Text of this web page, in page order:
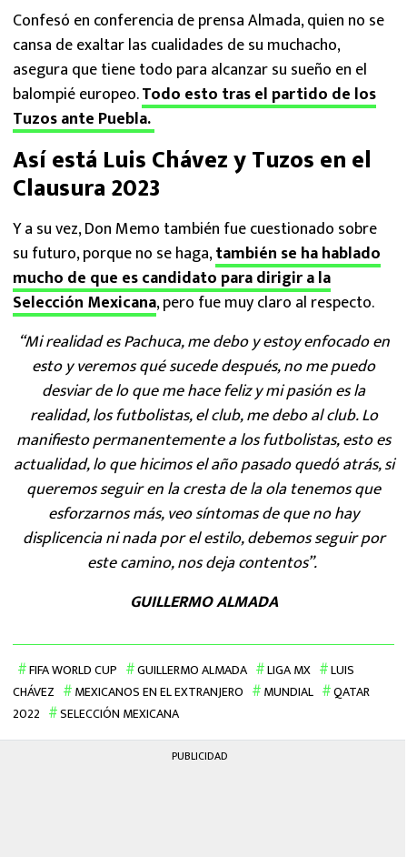
Confesó en conferencia de prensa Almada, quien no se
cansa de exaltar las cualidades de su muchacho,
asegura que tiene todo para alcanzar su sueño en el
balompié europeo.Todo esto tras el partido de los
Tuzos ante Puebla.
Así está Luis Chávez y Tuzos en el
Clausura 2023
Y a su vez, Don Memo también fue cuestionado sobre
su futuro, porque no se haga,también se ha hablado
mucho de que es candidato para dirigir a la
Selección Mexicana, pero fue muy claro al respecto.
“Mi realidad es Pachuca, me debo y estoy enfocado en
esto y veremos qué sucede después, no me puedo
desviar de lo que me hace feliz y mi pasión es la
realidad, los futbolistas, el club, me debo al club. Lo
manifiesto permanentemente a los futbolistas, esto es
actualidad, lo que hicimos el año pasado quedó atrás, si
queremos seguir en la cresta de la ola tenemos que
esforzarnos más, veo síntomas de que no hay
displicencia ni nada por el estilo, debemos seguir por
este camino, nos deja contentos”.
GUILLERMO ALMADA
FIFA WORLD CUP GUILLERMO ALMADA LIGA MX
LUIS
CHÁVEZ
MEXICANOS EN EL EXTRANJERO MUNDIAL
QATAR
2022
SELECCIÓN MEXICANA
PUBLICIDAD